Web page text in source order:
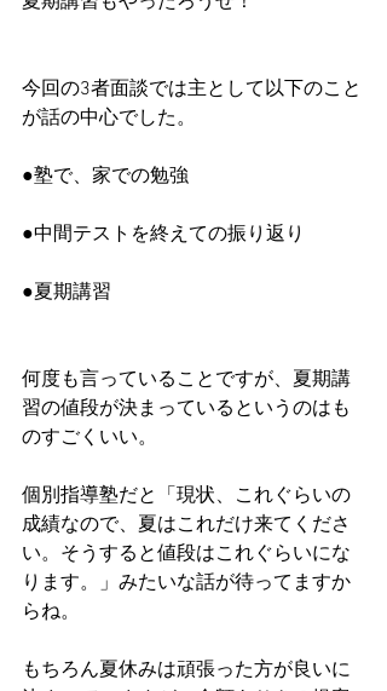
今回の3者面談では主として以下のこと
が話の中心でした。
●塾で、家での勉強
●中間テストを終えての振り返り
●夏期講習
何度も言っていることですが、夏期講
習の値段が決まっているというのはも
のすごくいい。
個別指導塾だと「現状、これぐらいの
成績なので、夏はこれだけ来てくださ
い。そうすると値段はこれぐらいにな
ります。」みたいな話が待ってますか
らね。
もちろん夏休みは頑張った方が良いに